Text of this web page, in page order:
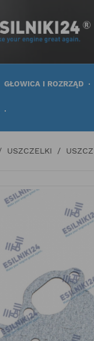
GŁOWICA I ROZRZĄD
USZCZELKI